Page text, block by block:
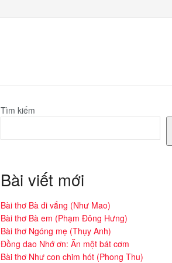
Tìm kiếm
Bài viết mới
Bài thơ Bà đi vắng (Như Mao)
Bài thơ Bà em (Phạm Đông Hưng)
Bài thơ Ngóng mẹ (Thụy Anh)
Đồng dao Nhớ ơn: Ăn một bát cơm
Bài thơ Như con chim hót (Phong Thu)